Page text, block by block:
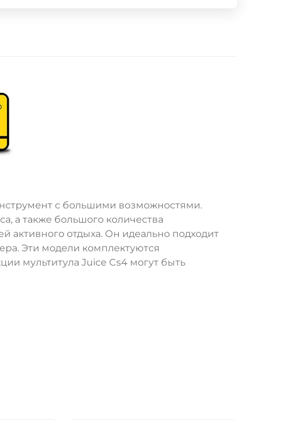
с большими возможностями.
а также большого количества
активного отдыха. Он идеально подходит
Эти модели комплектуются
мультитула Juice Cs4 могут быть